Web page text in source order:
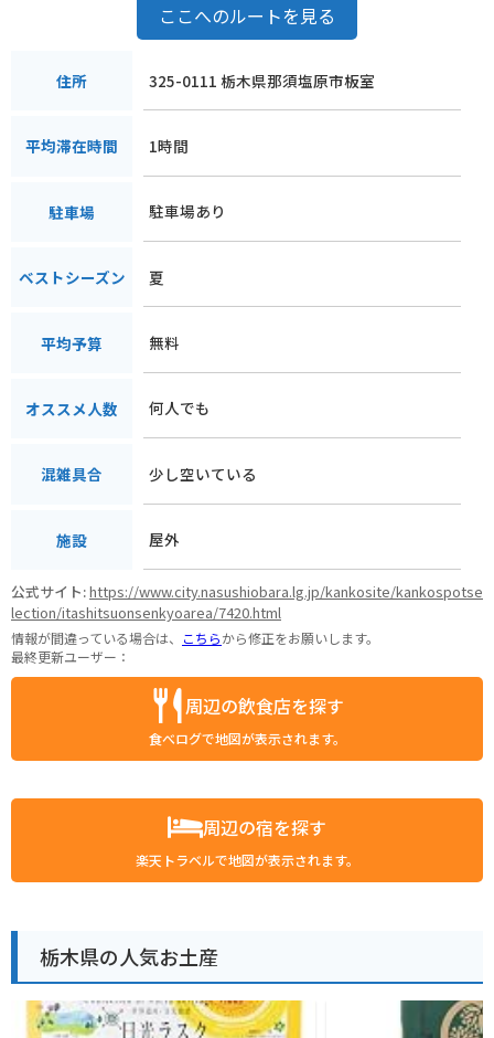
ここへのルートを見る
住所 325-0111 栃木県那須塩原市板室
平均滞在時間 1時間
駐車場 駐車場あり
ベストシーズン 夏
平均予算 無料
オススメ人数 何人でも
混雑具合 少し空いている
施設 屋外
公式サイト:https://www.city.nasushiobara.lg.jp/kankosite/kankospotse
lection/itashitsuonsenkyoarea/7420.html
情報が間違っている場合は、 こちらから修正をお願いします。
最終更新ユーザー：
周辺の飲食店を探す
食べログで地図が表示されます。
周辺の宿を探す
楽天トラベルで地図が表示されます。
栃木県の人気お土産